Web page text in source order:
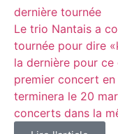
dernière tournée
Le trio Nantais a
tournée pour dire
la dernière pour
premier concert
terminera le 20
concerts dans la